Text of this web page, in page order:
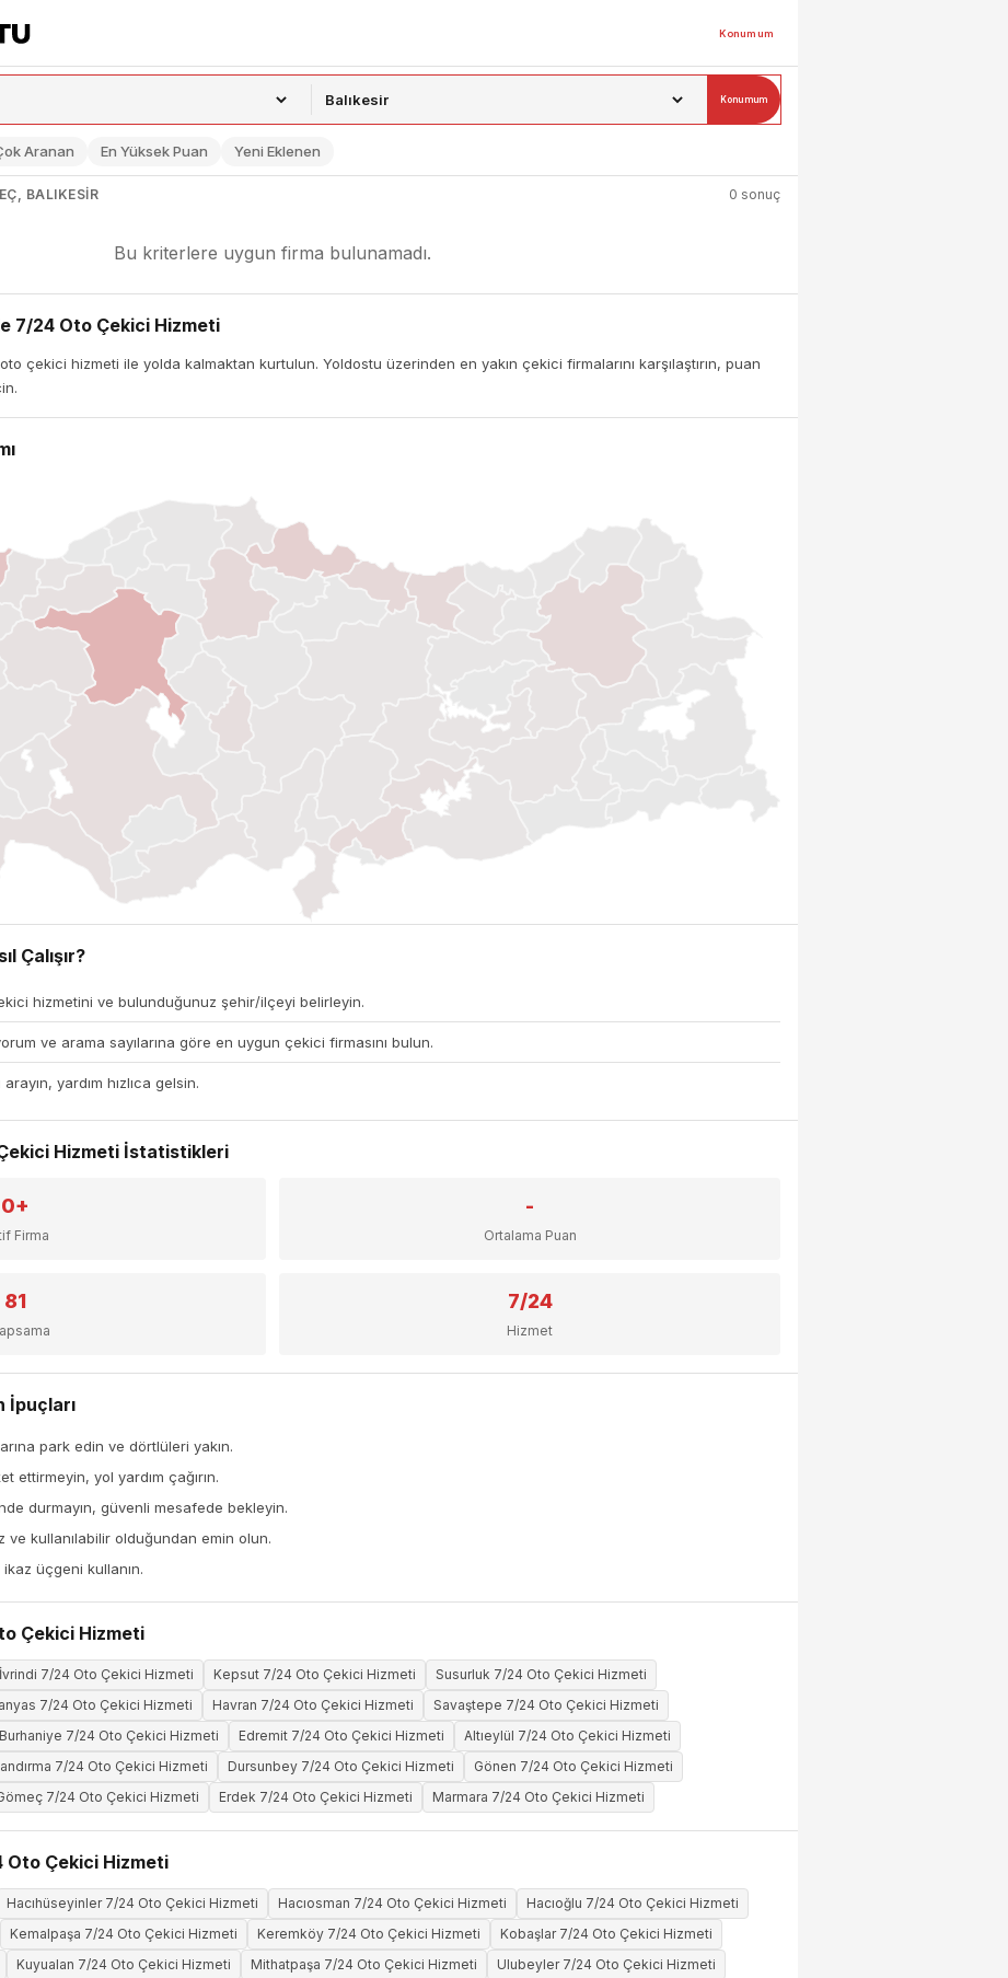
Konumum
Konumum
Aranan En Yüksek Puan Yeni Eklenen
BALIKESIR 0 sonuç
Bu kriterlere uygun firma bulunamadı.
7/24 Oto Çekici Hizmeti
çekici hizmeti ile yolda kalmaktan kurtulun. Yoldostu üzerinden en yakın çekici firmalarını karşılaştırın, puan
Çalışır?
hizmetini ve bulunduğunuz şehir/ilçeyi belirleyin.
ve arama sayılarına göre en uygun çekici firmasını bulun.
yardım hızlıca gelsin.
Hizmeti İstatistikleri
0+
Firma
-
Ortalama Puan
81 7/24
Hizmet
İpuçları
park edin ve dörtlüleri yakın.
ettirmeyin, yol yardım çağırın.
durmayın, güvenli mesafede bekleyin.
ve kullanılabilir olduğundan emin olun.
üçgeni kullanın.
Çekici Hizmeti
İvrindi 7/24 Oto Çekici Hizmeti Kepsut 7/24 Oto Çekici Hizmeti
Susurluk 7/24 Oto Çekici Hizmeti
7/24 Oto Çekici Hizmeti Havran 7/24 Oto Çekici Hizmeti
Savaştepe 7/24 Oto Çekici Hizmeti
Burhaniye 7/24 Oto Çekici Hizmeti Edremit 7/24 Oto Çekici Hizmeti
Altıeylül 7/24 Oto Çekici Hizmeti
7/24 Oto Çekici Hizmeti Dursunbey 7/24 Oto Çekici Hizmeti
Gönen 7/24 Oto Çekici Hizmeti
7/24 Oto Çekici Hizmeti Erdek 7/24 Oto Çekici Hizmeti Marmara 7/24 Oto Çekici Hizmeti
Oto Çekici Hizmeti
Hacıhüseyinler 7/24 Oto Çekici Hizmeti Hacıosman 7/24 Oto Çekici Hizmeti
Hacıoğlu 7/24 Oto Çekici Hizmeti
Kemalpaşa 7/24 Oto Çekici Hizmeti Keremköy 7/24 Oto Çekici Hizmeti
Kobaşlar 7/24 Oto Çekici Hizmeti
Kuyualan 7/24 Oto Çekici Hizmeti Mithatpaşa 7/24 Oto Çekici Hizmeti
Ulubeyler 7/24 Oto Çekici Hizmeti